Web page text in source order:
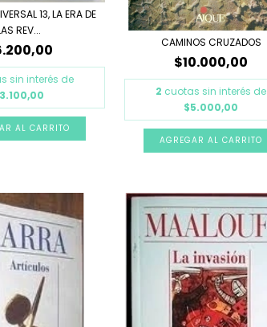
13, LA ERA DE
REV...
sin interés de
CAMINOS CRUZADOS
$10.000,00
2 cuotas sin interés de
$5.000,00